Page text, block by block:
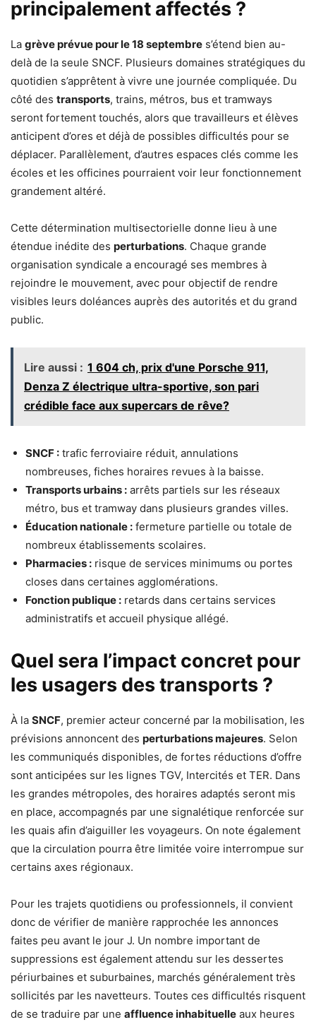
principalement affectés ?
La grève prévue pour le 18 septembre s’étend bien au-
delà de la seule SNCF. Plusieurs domaines stratégiques du
quotidien s’apprêtent à vivre une journée compliquée. Du
côté des transports, trains, métros, bus et tramways
seront fortement touchés, alors que travailleurs et élèves
anticipent d’ores et déjà de possibles difficultés pour se
déplacer. Parallèlement, d’autres espaces clés comme les
écoles et les officines pourraient voir leur fonctionnement
grandement altéré.
Cette détermination multisectorielle donne lieu à une
étendue inédite des perturbations. Chaque grande
organisation syndicale a encouragé ses membres à
rejoindre le mouvement, avec pour objectif de rendre
visibles leurs doléances auprès des autorités et du grand
public.
Lire aussi : 1 604 ch, prix d'une Porsche 911,
Denza Z électrique ultra-sportive, son pari
crédible face aux supercars de rêve?
SNCF : trafic ferroviaire réduit, annulations
nombreuses, fiches horaires revues à la baisse.
Transports urbains : arrêts partiels sur les réseaux
métro, bus et tramway dans plusieurs grandes villes.
Éducation nationale : fermeture partielle ou totale de
nombreux établissements scolaires.
Pharmacies : risque de services minimums ou portes
closes dans certaines agglomérations.
Fonction publique : retards dans certains services
administratifs et accueil physique allégé.
Quel sera l’impact concret pour
les usagers des transports ?
À la SNCF, premier acteur concerné par la mobilisation, les
prévisions annoncent des perturbations majeures. Selon
les communiqués disponibles, de fortes réductions d’offre
sont anticipées sur les lignes TGV, Intercités et TER. Dans
les grandes métropoles, des horaires adaptés seront mis
en place, accompagnés par une signalétique renforcée sur
les quais afin d’aiguiller les voyageurs. On note également
que la circulation pourra être limitée voire interrompue sur
certains axes régionaux.
Pour les trajets quotidiens ou professionnels, il convient
donc de vérifier de manière rapprochée les annonces
faites peu avant le jour J. Un nombre important de
suppressions est également attendu sur les dessertes
périurbaines et suburbaines, marchés généralement très
sollicités par les navetteurs. Toutes ces difficultés risquent
de se traduire par une affluence inhabituelle aux heures